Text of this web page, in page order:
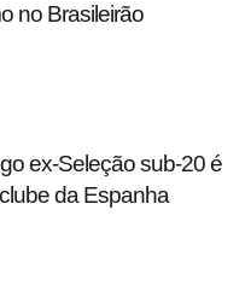
no Brasileirão
ex-Seleção sub-20 é
da Espanha